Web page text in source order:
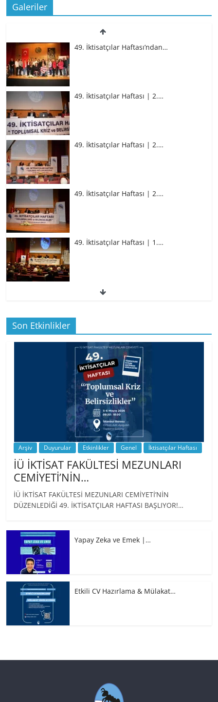
Galeriler
49. İktisatçılar Haftası’ndan…
49. İktisatçılar Haftası | 2.…
49. İktisatçılar Haftası | 2.…
49. İktisatçılar Haftası | 2.…
49. İktisatçılar Haftası | 1.…
49. İktisatçılar Haftası | 1.…
BİZ İKTİSATLILAR: İÇİMİZDEN BİRİ PROF.
…
Son Etkinlikler
Arşiv Duyurular Etkinlikler Genel İktisatçılar Haftası
İÜ İKTİSAT FAKÜLTESİ MEZUNLARI
CEMİYETİ’NİN…
İÜ İKTİSAT FAKÜLTESİ MEZUNLARI CEMİYETİ’NİN
DÜZENLEDİĞİ 49. İKTİSATÇILAR HAFTASI BAŞLIYOR!…
Yapay Zeka ve Emek |…
Etkili CV Hazırlama & Mülakat…